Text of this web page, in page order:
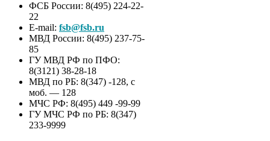
ФСБ России: 8(495) 224-22-
22
E-mail: fsb@fsb.ru
МВД России: 8(495) 237-75-
85
ГУ МВД РФ по ПФО:
8(3121) 38-28-18
МВД по РБ: 8(347) -128, с
моб. — 128
МЧС РФ: 8(495) 449 -99-99
ГУ МЧС РФ по РБ: 8(347)
233-9999